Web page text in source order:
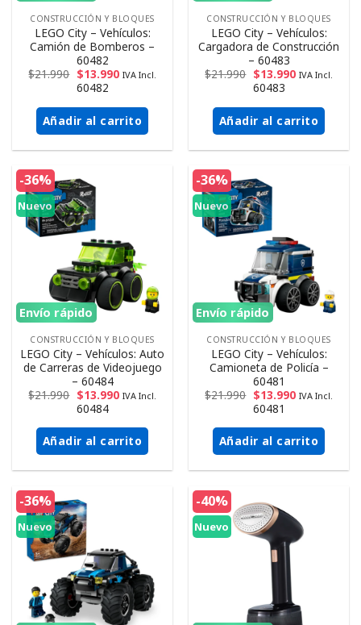
CONSTRUCCIÓN Y BLOQUES
LEGO City – Vehículos:
Camión de Bomberos –
60482
$21.990 $13.990 IVA Incl.
60482
Añadir al carrito
CONSTRUCCIÓN Y BLOQUES
LEGO City – Vehículos:
Cargadora de Construcción
– 60483
$21.990 $13.990 IVA Incl.
60483
Añadir al carrito
-36%
Nuevo
Envío rápido
CONSTRUCCIÓN Y BLOQUES
LEGO City – Vehículos: Auto
de Carreras de Videojuego
– 60484
$21.990 $13.990 IVA Incl.
60484
Añadir al carrito
-36%
Nuevo
Envío rápido
CONSTRUCCIÓN Y BLOQUES
LEGO City – Vehículos:
Camioneta de Policía –
60481
$21.990 $13.990 IVA Incl.
60481
Añadir al carrito
-36%
Nuevo
-40%
Nuevo